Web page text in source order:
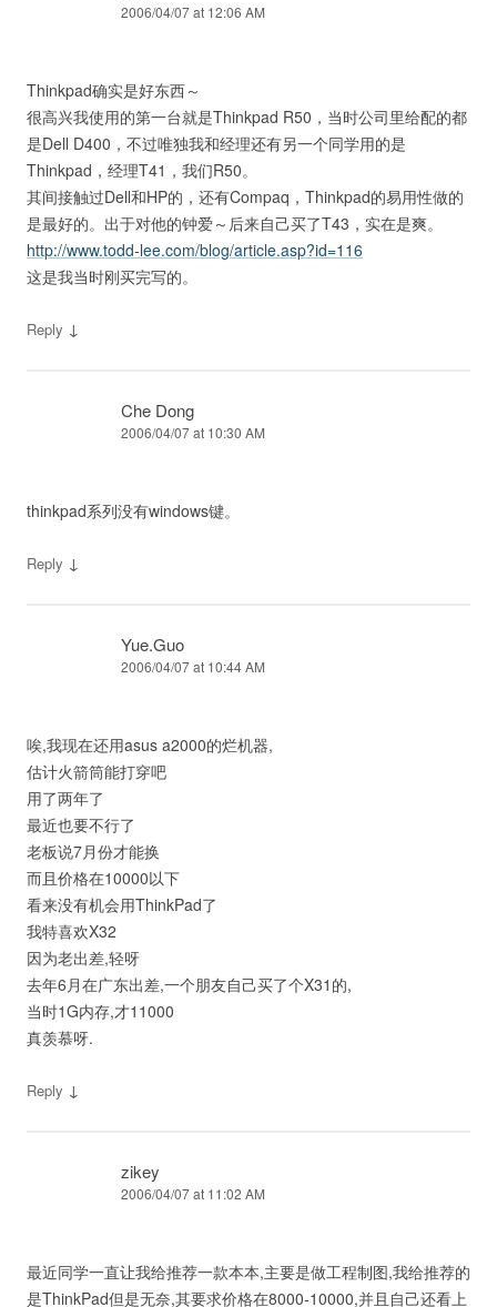
2006/04/07 at 12:06 AM
Thinkpad确实是好东西～
很高兴我使用的第一台就是Thinkpad R50，当时公司里给配的都
是Dell D400，不过唯独我和经理还有另一个同学用的是
Thinkpad，经理T41，我们R50。
其间接触过Dell和HP的，还有Compaq，Thinkpad的易用性做的
是最好的。出于对他的钟爱～后来自己买了T43，实在是爽。
http://www.todd-lee.com/blog/article.asp?id=116
这是我当时刚买完写的。
Reply ↓
Che Dong
2006/04/07 at 10:30 AM
thinkpad系列没有windows键。
Reply ↓
Yue.Guo
2006/04/07 at 10:44 AM
唉,我现在还用asus a2000的烂机器,
估计火箭筒能打穿吧
用了两年了
最近也要不行了
老板说7月份才能换
而且价格在10000以下
看来没有机会用ThinkPad了
我特喜欢X32
因为老出差,轻呀
去年6月在广东出差,一个朋友自己买了个X31的,
当时1G内存,才11000
真羡慕呀.
Reply ↓
zikey
2006/04/07 at 11:02 AM
最近同学一直让我给推荐一款本本,主要是做工程制图,我给推荐的
是ThinkPad但是无奈,其要求价格在8000-10000,并且自己还看上